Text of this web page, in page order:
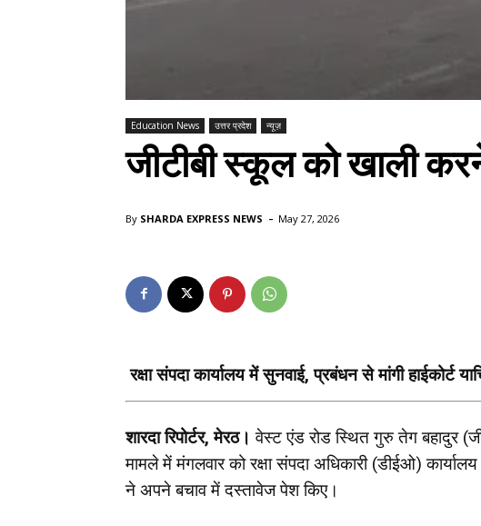
Education News उत्तर प्रदेश न्यूज़
जीटीबी स्कूल को खाली
By SHARDA EXPRESS NEWS - May 27, 2026
रक्षा संपदा कार्यालय में सुनवाई, प्रबंधन से मांगी हाईकोर्ट
शारदा रिपोर्टर, मेरठ। वेस्ट एंड रोड स्थित गुरु तेग बहादुर
मामले में मंगलवार को रक्षा संपदा अधिकारी (डीईओ)
ने अपने बचाव में दस्तावेज पेश किए।